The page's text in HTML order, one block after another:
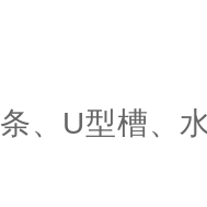
程:
、U型槽、